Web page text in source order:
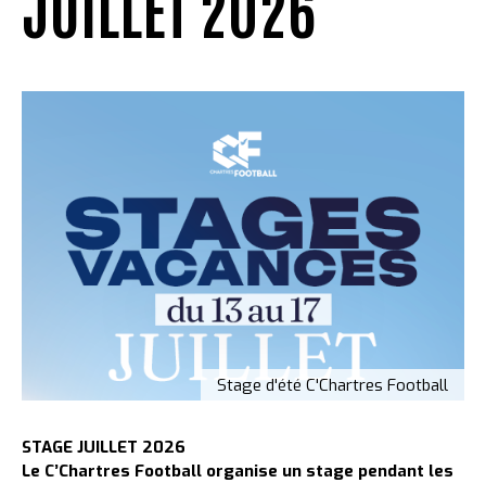
Stage d'été C'Chartres Football
STAGE JUILLET 2026
Le C’Chartres Football organise un stage pendant les